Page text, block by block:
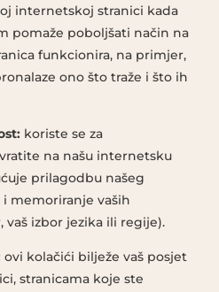
internetskoj stranici kada
pomaže poboljšati način na
funkcionira, na primjer,
ono što traže i što ih
koriste se za
na našu internetsku
prilagodbu našeg
i memoriranje vaših
izbor jezika ili regije).
ovi kolačići bilježe vaš posjet
stranicama koje ste